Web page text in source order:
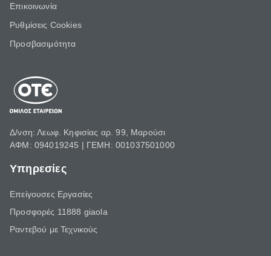
Επικοινωνία
Ρυθμίσεις Cookies
Προσβασιμότητα
Δ/νση: Λεωφ. Κηφισίας αρ. 99, Μαρούσι
ΑΦΜ: 094019245 | ΓΕΜΗ: 001037501000
Υπηρεσίες
Επείγουσες Εργασίες
Προσφορές 11888 giaola
Ραντεβού με Τεχνικούς